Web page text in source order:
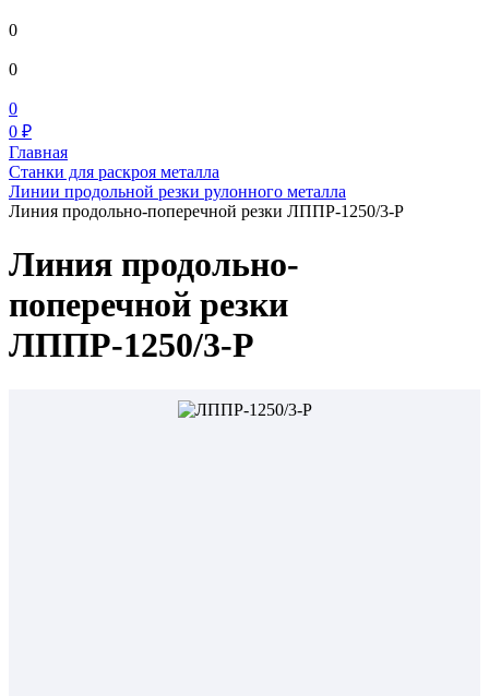
0
0
0
0 ₽
Главная
Станки для раскроя металла
Линии продольной резки рулонного металла
Линия продольно-поперечной резки ЛППР-1250/3-Р
Линия продольно-
поперечной резки
ЛППР-1250/3-Р